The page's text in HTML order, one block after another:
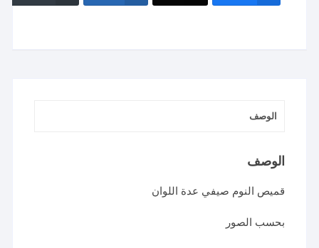
الوصف
الوصف
قميص النوم صيفي عدة اللوان
بحسب الصور